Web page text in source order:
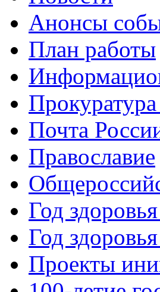
Анонсы
План работы
Почта
Православие
Год
Год
Проекты